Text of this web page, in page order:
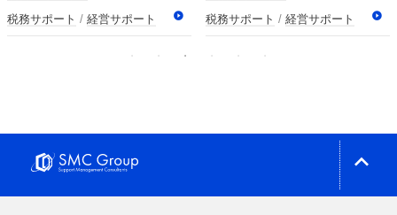
税務サポート
経営サポート
税務サポート
経営サポート
expand_less